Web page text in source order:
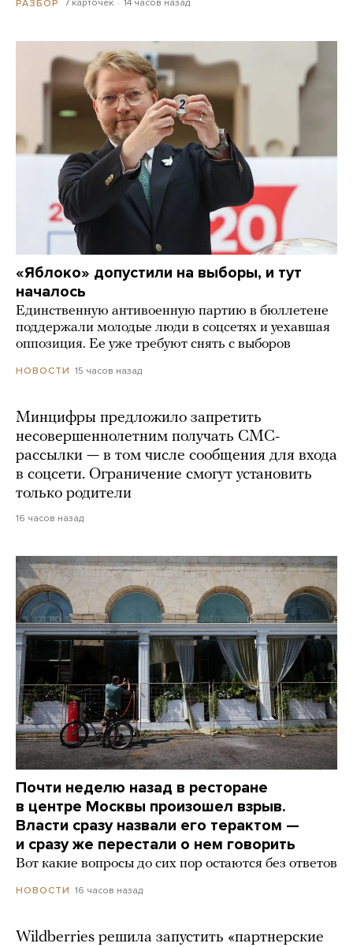
РАЗБОР 7 карточек 14 часов назад
«Яблоко» допустили на выборы, и тут
началось
Единственную антивоенную партию в бюллетене
поддержали молодые люди в соцсетях и уехавшая
оппозиция. Ее уже требуют снять с выборов
НОВОСТИ 15 часов назад
Минцифры предложило запретить
несовершеннолетним получать СМС-
рассылки — в том числе сообщения для входа
в соцсети. Ограничение смогут установить
только родители
16 часов назад
Почти неделю назад в ресторане
в центре Москвы произошел взрыв.
Власти сразу назвали его терактом —
и сразу же перестали о нем говорить
Вот какие вопросы до сих пор остаются без ответов
НОВОСТИ 16 часов назад
Wildberries решила запустить «партнерские